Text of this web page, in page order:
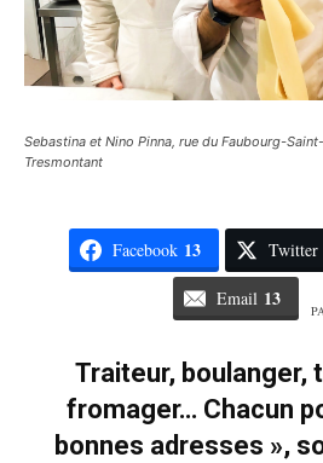
Sebastina et Nino Pinna, rue du Faubourg-
Tresmontant
Facebook 13 Twitter
Email 13
Traiteur, boulanger,
fromager… Chacun
bonnes adresses »,